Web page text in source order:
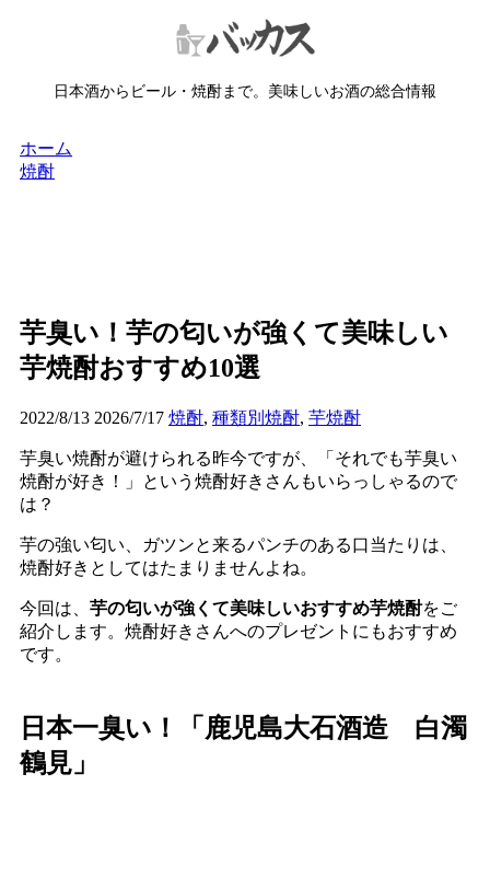
日本酒からビール・焼酎まで。美味しいお酒の総合情報
ホーム
焼酎
芋臭い！芋の匂いが強くて美味しい
芋焼酎おすすめ10選
2022/8/13 2026/7/17 焼酎, 種類別焼酎, 芋焼酎
芋臭い焼酎が避けられる昨今ですが、「それでも芋臭い
焼酎が好き！」という焼酎好きさんもいらっしゃるので
は？
芋の強い匂い、ガツンと来るパンチのある口当たりは、
焼酎好きとしてはたまりませんよね。
今回は、 芋の匂いが強くて美味しいおすすめ芋焼酎をご
紹介します。焼酎好きさんへのプレゼントにもおすすめ
です。
日本一臭い！「鹿児島大石酒造 白濁
鶴見」